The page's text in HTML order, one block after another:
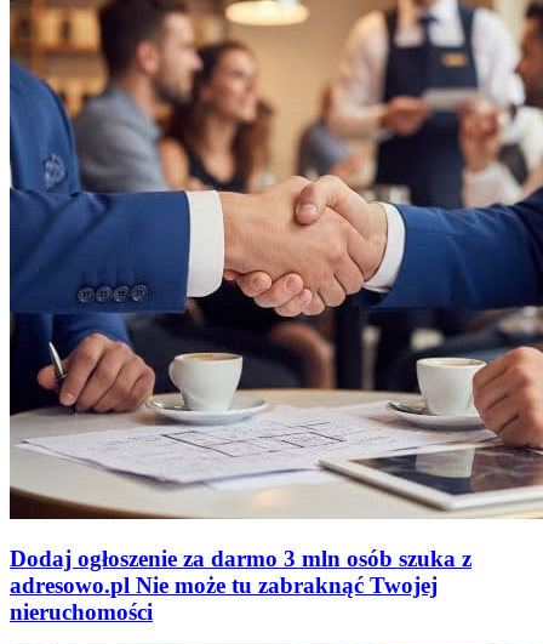
Dodaj ogłoszenie za darmo 3 mln osób szuka z
adresowo.pl Nie może tu zabraknąć Twojej
nieruchomości